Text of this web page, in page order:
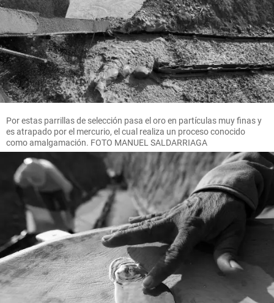
Por estas parrillas de selección pasa el oro en partículas muy finas y
es atrapado por el mercurio, el cual realiza un proceso conocido
como amalgamación. FOTO MANUEL SALDARRIAGA